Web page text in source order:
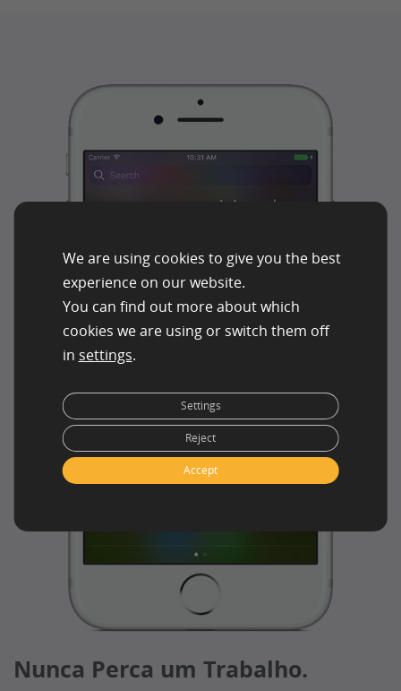
Nunca Perca um Trabalho.
We are using cookies to give you the best
experience on our website.
You can find out more about which
cookies we are using or switch them off
in settings.
Accept
Reject
Settings